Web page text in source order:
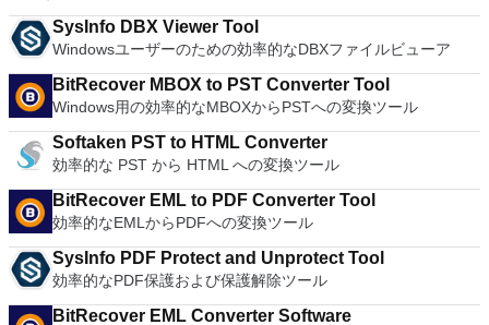
SysInfo DBX Viewer Tool
Windowsユーザーのための効率的なDBXファイルビューア
BitRecover MBOX to PST Converter Tool
Windows用の効率的なMBOXからPSTへの変換ツール
Softaken PST to HTML Converter
効率的な PST から HTML への変換ツール
BitRecover EML to PDF Converter Tool
効率的なEMLからPDFへの変換ツール
SysInfo PDF Protect and Unprotect Tool
効率的なPDF保護および保護解除ツール
BitRecover EML Converter Software